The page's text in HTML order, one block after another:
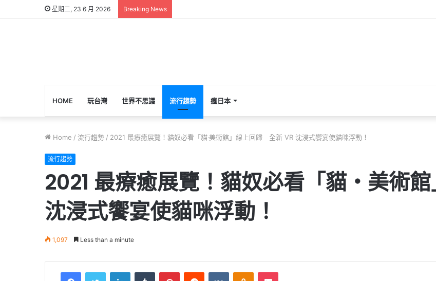
星期二, 23 6 月 2026 Breaking News
HOME 玩台灣 世界不思議 流行趨勢 瘋日本
Home / 流行趨勢 / 2021 最療癒展覽！貓奴必看「貓‧美術館」線上回歸 全新 VR 沈浸式饗宴使貓咪浮動！
流行趨勢
2021 最療癒展覽！貓奴必看「貓‧美術
沈浸式饗宴使貓咪浮動！
1,097 Less than a minute